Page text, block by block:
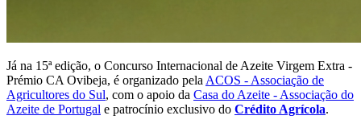
Já na 15ª edição, o Concurso Internacional de Azeite Virgem Extra -
Prémio CA Ovibeja, é organizado pela ACOS - Associação de
Agricultores do Sul, com o apoio da Casa do Azeite - Associação do
Azeite de Portugal e patrocínio exclusivo do Crédito Agrícola.